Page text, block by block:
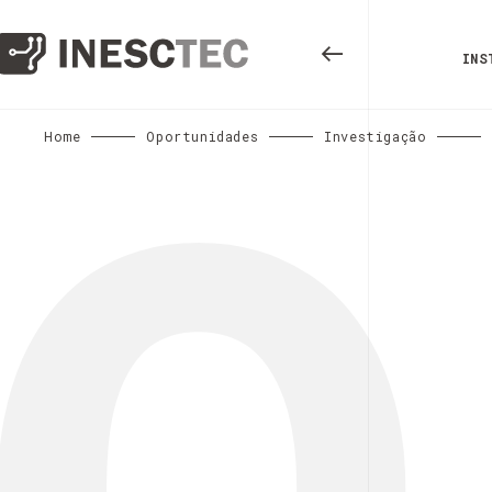
Home Oportunidades Investigação